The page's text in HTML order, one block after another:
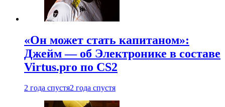
«Он может стать капитаном»:
Джейм — об Электронике в составе
Virtus.pro по CS2
2 года спустя2 года спустя